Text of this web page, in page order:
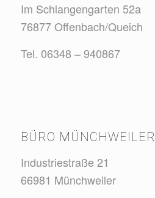
Im Schlangengarten 52a
76877 Offenbach/Queich
Tel. 06348 – 940867
BÜRO MÜNCHWEILER
Industriestraße 21
66981 Münchweiler